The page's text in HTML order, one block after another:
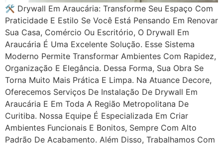
🛠 Drywall Em Araucária: Transforme Seu Espaço Com
Praticidade E Estilo Se Você Está Pensando Em Renovar
Sua Casa, Comércio Ou Escritório, O Drywall Em
Araucária É Uma Excelente Solução. Esse Sistema
Moderno Permite Transformar Ambientes Com Rapidez,
Organização E Elegância. Dessa Forma, Sua Obra Se
Torna Muito Mais Prática E Limpa. Na Atuance Decore,
Oferecemos Serviços De Instalação De Drywall Em
Araucária E Em Toda A Região Metropolitana De
Curitiba. Nossa Equipe É Especializada Em Criar
Ambientes Funcionais E Bonitos, Sempre Com Alto
Padrão De Acabamento. Além Disso, Trabalhamos Com